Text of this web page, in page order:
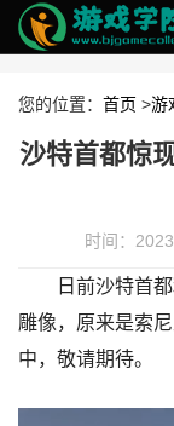
您的位置： 首页 >游
沙特首都惊
时间：
日前沙特首
雕像，原来是索
中，敬请期待。